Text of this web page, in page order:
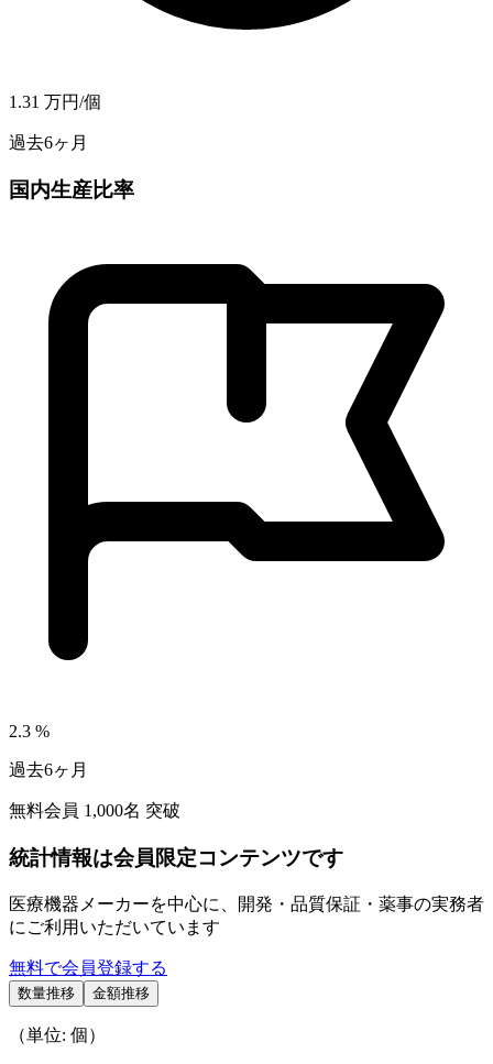
1.31 万円/個
過去6ヶ月
国内生産比率
2.3 %
過去6ヶ月
無料会員 1,000名 突破
統計情報は会員限定コンテンツです
医療機器メーカーを中心に、開発・品質保証・薬事の実務者
にご利用いただいています
無料で会員登録する
数量推移 金額推移
（単位: 個）